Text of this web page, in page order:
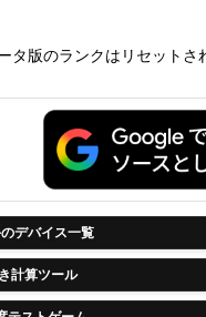
タ版のランクはリセットさ
デバイス一覧
計算ツール